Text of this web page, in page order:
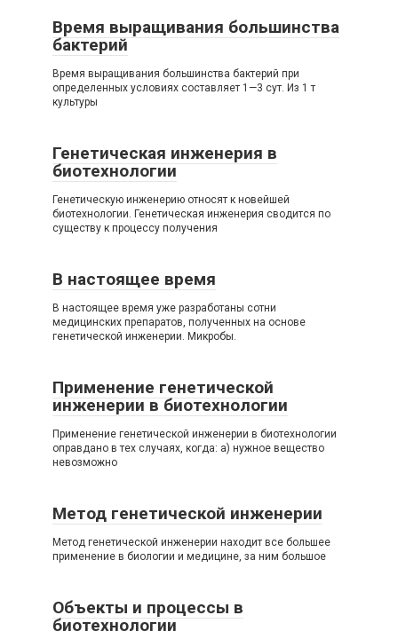
Время выращивания большинства
бактерий
Время выращивания большинства бактерий при
определенных условиях составляет 1—3 сут. Из 1 т
культуры
Генетическая инженерия в
биотехнологии
Генетическую инженерию относят к новейшей
биотехнологии. Генетическая инженерия сводится по
существу к процессу получения
В настоящее время
В настоящее время уже разработаны сотни
медицинских препаратов, полученных на основе
генетической инженерии. Микробы.
Применение генетической
инженерии в биотехнологии
Применение генетической инженерии в биотехнологии
оправдано в тех случаях, когда: а) нужное вещество
невозможно
Метод генетической инженерии
Метод генетической инженерии находит все большее
применение в биологии и медицине, за ним большое
Объекты и процессы в
биотехнологии